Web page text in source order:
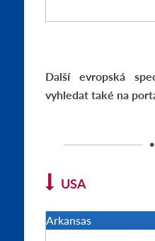
Další evropská
vyhledat také na
USA
Arkansas